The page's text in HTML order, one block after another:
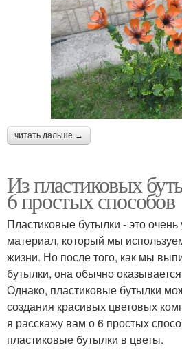
читать дальше →
Из пластиковых
6 простых способов
Пластиковые бутылки - это
материал, который мы
жизни. Но после того, как мы
бутылки, она обычно
Однако, пластиковые бутылки
создания красивых цветовых
я расскажу вам о 6 простых
пластиковые бутылки в цветы.